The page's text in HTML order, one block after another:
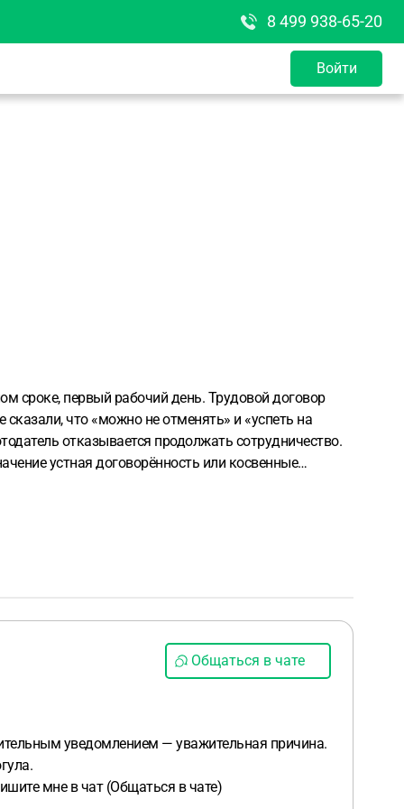
8 499 938-65-20
Войти
сроке, первый рабочий день. Трудовой договор
что «можно не отменять» и «успеть на
отказывается продолжать сотрудничество.
устная договорённость или косвенные
Общаться в чате
уведомлением — уважительная причина.
мне в чат (Общаться в чате)